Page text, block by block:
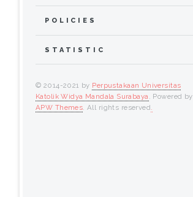
POLICIES
STATISTIC
© 2014-2021 by Perpustakaan Universitas
Katolik Widya Mandala Surabaya . Powered by
APW Themes. All rights reserved.